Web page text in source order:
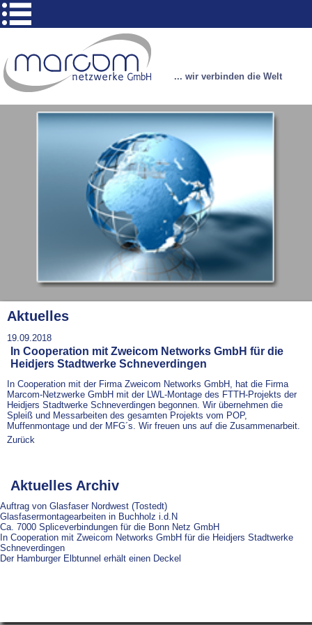
... wir verbinden die Welt
Aktuelles
19.09.2018
In Cooperation mit Zweicom Networks GmbH für die
Heidjers Stadtwerke Schneverdingen
In Cooperation mit der Firma Zweicom Networks GmbH, hat die Firma
Marcom-Netzwerke GmbH mit der LWL-Montage des FTTH-Projekts der
Heidjers Stadtwerke Schneverdingen begonnen. Wir übernehmen die
Spleiß und Messarbeiten des gesamten Projekts vom POP,
Muffenmontage und der MFG´s. Wir freuen uns auf die Zusammenarbeit.
Zurück
Aktuelles Archiv
Auftrag von Glasfaser Nordwest (Tostedt)
Glasfasermontagearbeiten in Buchholz i.d.N
Ca. 7000 Spliceverbindungen für die Bonn Netz GmbH
In Cooperation mit Zweicom Networks GmbH für die Heidjers Stadtwerke
Schneverdingen
Der Hamburger Elbtunnel erhält einen Deckel